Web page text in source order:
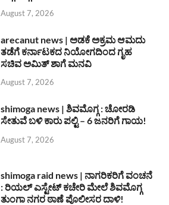
August 7, 2026
arecanut news | ಅಡಕೆ ಅಕ್ರಮ ಆಮದು
ತಡೆಗೆ ಕರ್ನಾಟಕದ ನಿಯೋಗದಿಂದ ಗೃಹ
ಸಚಿವ ಅಮಿತ್ ಶಾಗೆ ಮನವಿ
August 7, 2026
shimoga news | ಶಿವಮೊಗ್ಗ : ಚೋರಡಿ
ಸೇತುವೆ ಬಳಿ ಕಾರು ಪಲ್ಟಿ – 6 ಜನರಿಗೆ ಗಾಯ!
August 7, 2026
shimoga raid news | ನಾಗರಿಕರಿಗೆ ವಂಚನೆ
: ರಿಯಲ್ ಎಸ್ಟೇಟ್ ಕಚೇರಿ ಮೇಲೆ ಶಿವಮೊಗ್ಗ
ತುಂಗಾ ನಗರ ಠಾಣೆ ಪೊಲೀಸರ ದಾಳಿ!